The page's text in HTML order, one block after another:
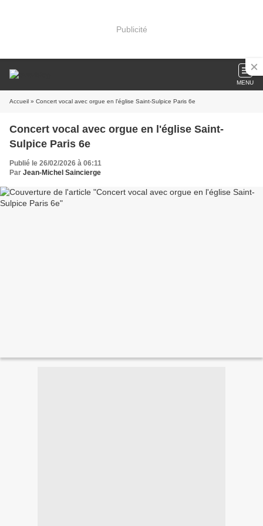
Publicité
MENU
Accueil » Concert vocal avec orgue en l'église Saint-Sulpice Paris 6e
Concert vocal avec orgue en l'église Saint-
Sulpice Paris 6e
Publié le 26/02/2026 à 06:11
Par Jean-Michel Saincierge